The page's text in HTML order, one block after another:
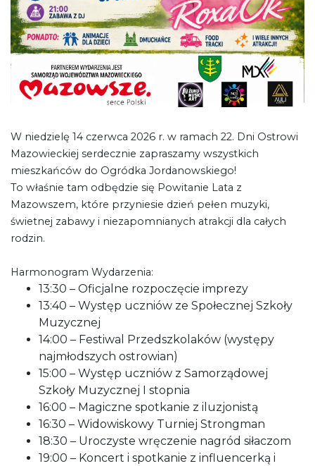
W niedzielę 14 czerwca 2026 r. w ramach 22. Dni Ostrowi
Mazowieckiej serdecznie zapraszamy wszystkich
mieszkańców do Ogródka Jordanowskiego!
To właśnie tam odbędzie się Powitanie Lata z
Mazowszem, które przyniesie dzień pełen muzyki,
świetnej zabawy i niezapomnianych atrakcji dla całych
rodzin.
Harmonogram Wydarzenia:
13:30 – Oficjalne rozpoczęcie imprezy
13:40 – Występ uczniów ze Społecznej Szkoły
Muzycznej
14:00 – Festiwal Przedszkolaków (występy
najmłodszych ostrowian)
15:00 – Występ uczniów z Samorządowej
Szkoły Muzycznej I stopnia
16:00 – Magiczne spotkanie z iluzjonistą
16:30 – Widowiskowy Turniej Strongman
18:30 – Uroczyste wręczenie nagród siłaczom
19:00 – Koncert i spotkanie z influencerką i